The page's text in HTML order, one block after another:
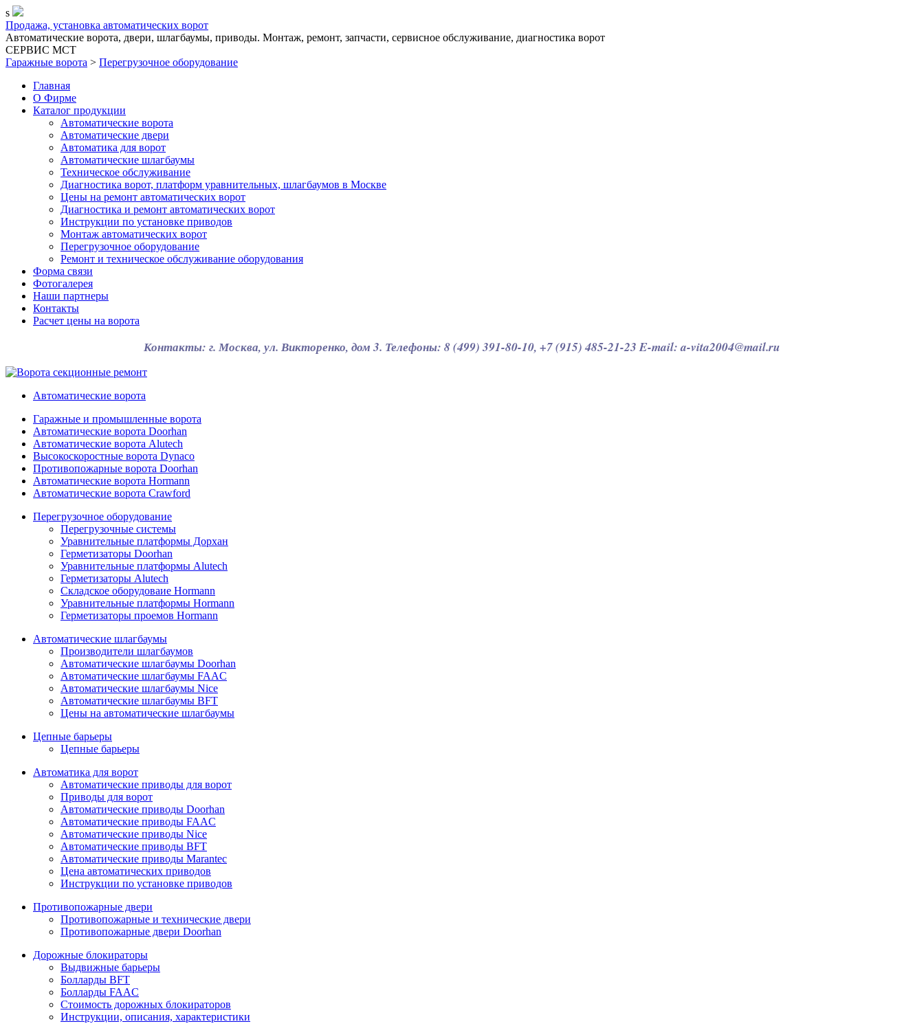
s
Продажа, установка автоматических ворот
Автоматические ворота, двери, шлагбаумы, приводы. Монтаж, ремонт, запчасти, сервисное обслуживание, диагностика ворот
СЕРВИС MCT
Гаражные ворота > Перегрузочное оборудование
Главная
О Фирме
Каталог продукции
Автоматические ворота
Автоматические двери
Автоматика для ворот
Автоматические шлагбаумы
Техническое обслуживание
Диагностика ворот, платформ уравнительных, шлагбаумов в Москве
Цены на ремонт автоматических ворот
Диагностика и ремонт автоматических ворот
Инструкции по установке приводов
Монтаж автоматических ворот
Перегрузочное оборудование
Ремонт и техническое обслуживание оборудования
Форма связи
Фотогалерея
Наши партнеры
Контакты
Расчет цены на ворота
Контакты: г. Москва, ул. Викторенко, дом 3. Телефоны: 8 (499) 391-80-10, +7 (915) 485-21-23 E-mail: a-vita2004@mail.ru
Автоматические ворота
Гаражные и промышленные ворота
Автоматические ворота Doorhan
Автоматические ворота Alutech
Высокоскоростные ворота Dynaco
Противопожарные ворота Doorhan
Автоматические ворота Hormann
Автоматические ворота Crawford
Перегрузочное оборудование
Перегрузочные системы
Уравнительные платформы Дорхан
Герметизаторы Doorhan
Уравнительные платформы Alutech
Герметизаторы Alutech
Складское оборудоваие Hormann
Уравнительные платформы Hormann
Герметизаторы проемов Hormann
Автоматические шлагбаумы
Производители шлагбаумов
Автоматические шлагбаумы Doorhan
Автоматические шлагбаумы FAAC
Автоматические шлагбаумы Nice
Автоматические шлагбаумы BFT
Цены на автоматические шлагбаумы
Цепные барьеры
Цепные барьеры
Автоматика для ворот
Автоматические приводы для ворот
Приводы для ворот
Автоматические приводы Doorhan
Автоматические приводы FAAC
Автоматические приводы Nice
Автоматические приводы BFT
Автоматические приводы Marantec
Цена автоматических приводов
Инструкции по установке приводов
Противопожарные двери
Противопожарные и технические двери
Противопожарные двери Doorhan
Дорожные блокираторы
Выдвижные барьеры
Болларды BFT
Болларды FAAC
Стоимость дорожных блокираторов
Инструкции, описания, характеристики